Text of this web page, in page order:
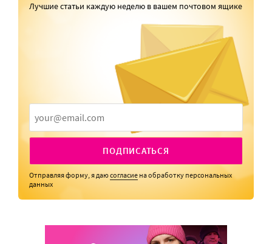
Лучшие статьи каждую неделю в вашем почтовом ящике
ПОДПИСАТЬСЯ
Отправляя форму, я даюсогласие на обработку персональных
данных